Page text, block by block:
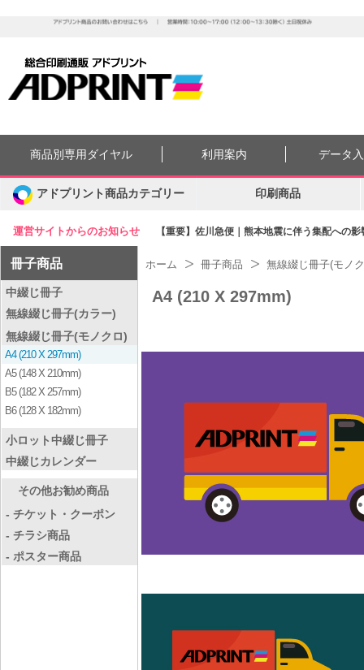
運営サイトからのお知らせ 【重要】佐川急便｜熊本地震に伴う集配への
商品別専用ダイヤル 利用案内 データ
アドプリント商品カテゴリー 印刷商品
冊子商品
中綴じ冊子
無線綴じ冊子(カラー)
無線綴じ冊子(モノクロ)
A4 (210 X 297mm)
A5 (148 X 210mm)
B5 (182 X 257mm)
B6 (128 X 182mm)
小ロット中綴じ冊子
中綴じカレンダー
その他お勧め商品
- チケット・クーポン
- チラシ商品
- ポスター商品
ホーム 冊子商品 無線綴じ冊子(モノ
A4 (210 X 297mm)